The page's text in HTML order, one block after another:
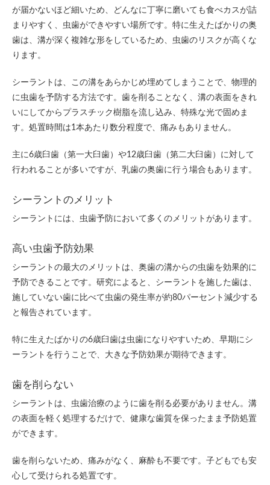
が届かないほど細いため、どんなに丁寧に磨いても食べカスが詰
まりやすく、虫歯ができやすい場所です。特に生えたばかりの奥
歯は、溝が深く複雑な形をしているため、虫歯のリスクが高くな
ります。
シーラントは、この溝をあらかじめ埋めてしまうことで、物理的
に虫歯を予防する方法です。歯を削ることなく、溝の表面をきれ
いにしてからプラスチック樹脂を流し込み、特殊な光で固めま
す。処置時間は1本あたり数分程度で、痛みもありません。
主に6歳臼歯（第一大臼歯）や12歳臼歯（第二大臼歯）に対して
行われることが多いですが、乳歯の奥歯に行う場合もあります。
シーラントのメリット
シーラントには、虫歯予防において多くのメリットがあります。
高い虫歯予防効果
シーラントの最大のメリットは、奥歯の溝からの虫歯を効果的に
予防できることです。研究によると、シーラントを施した歯は、
施していない歯に比べて虫歯の発生率が約80パーセント減少する
と報告されています。
特に生えたばかりの6歳臼歯は虫歯になりやすいため、早期にシ
ーラントを行うことで、大きな予防効果が期待できます。
歯を削らない
シーラントは、虫歯治療のように歯を削る必要がありません。溝
の表面を軽く処理するだけで、健康な歯質を保ったまま予防処置
ができます。
歯を削らないため、痛みがなく、麻酔も不要です。子どもでも安
心して受けられる処置です。